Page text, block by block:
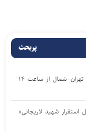
پربحث
انسداد مسیر جنوب به شمال چالوس و آزادراه تهران–شمال از ساعت ۱۴
استقرار شهید لاریجانی»